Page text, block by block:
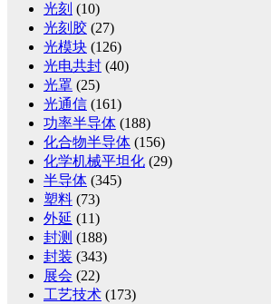
光刻 (10)
光刻胶 (27)
光模块 (126)
光电共封 (40)
光罩 (25)
光通信 (161)
功率半导体 (188)
化合物半导体 (156)
化学机械平坦化 (29)
半导体 (345)
塑料 (73)
外延 (11)
封测 (188)
封装 (343)
展会 (22)
工艺技术 (173)